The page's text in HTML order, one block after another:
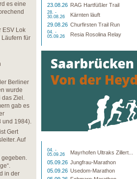
es eine
ESV Lok
Läufern für
Berliner
wurde
das Ziel.
gab es
und 1984).
Gert
Auf
gegeben.
in der
23.08.26 RAG Hartfüßler Trail
28. -
30.08.26
Kärnten läuft
29.08.26 Churfirsten Trail Run
04. -
05.09.26
Resia Rosolina Relay
04. -
05.09.26
Mayrhofen Ultraks Zillert...
05.09.26 Jungfrau-Marathon
05.09.26 Usedom-Marathon